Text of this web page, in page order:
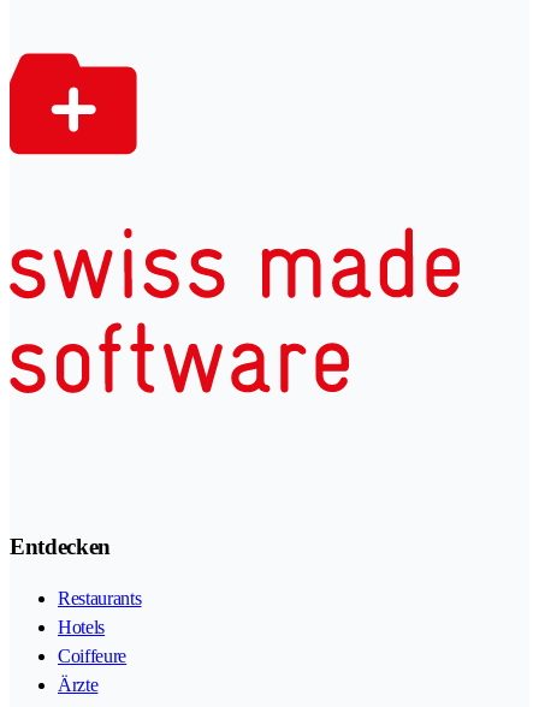
Entdecken
Restaurants
Hotels
Coiffeure
Ärzte